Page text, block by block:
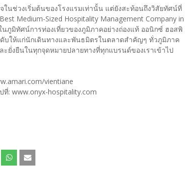
นช่วงเริ่มต้นของโรงแรมเท่านั้น แต่ยังสะท้อนถึงวิสัยทัศน์ที่
Medium-Sized Hospitality Management Company in
ภูมิทัศน์การท่องเที่ยวของภูมิภาคอย่างถ่องแท้ ออนิกซ์ ฮอสพิ
บให้แก่นักเดินทางและพันธมิตรในตลาดสำคัญๆ ทั่วภูมิภาค
ยั่งยืนในทุกจุดหมายปลายทางที่ทุกแบรนด์ของเราเข้าไป
vientiane
: www.onyx-hospitality.com